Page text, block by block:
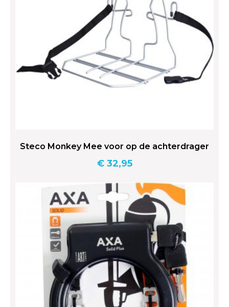
Steco Monkey Mee voor op de achterdrager
€32,95